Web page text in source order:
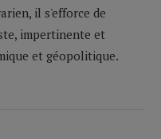
il s'efforce de
impertinente et
et géopolitique.